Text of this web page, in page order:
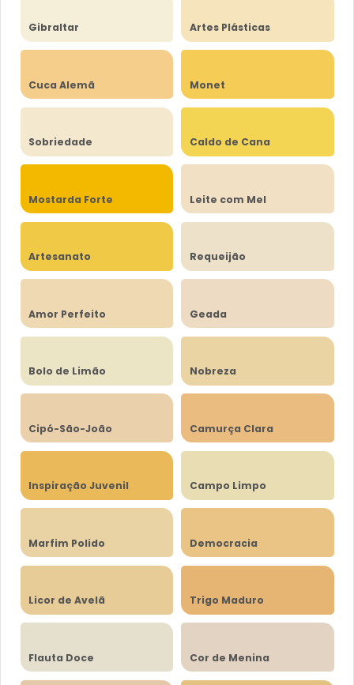
Gibraltar Artes Plásticas
Cuca Alemã Monet
Sobriedade Caldo de Cana
Mostarda Forte Leite com Mel
Artesanato Requeijão
Amor Perfeito Geada
Bolo de Limão Nobreza
Cipó-São-João Camurça Clara
Inspiração Juvenil Campo Limpo
Marfim Polido Democracia
Licor de Avelã Trigo Maduro
Flauta Doce Cor de Menina